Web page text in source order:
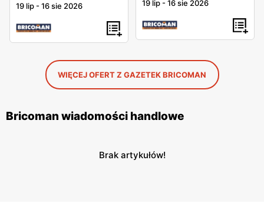
19 lip -16 sie 2026 19 lip -16 sie 2026
WIĘCEJ OFERT Z GAZETEK BRICOMAN
Bricoman wiadomości handlowe
Brak artykułów!